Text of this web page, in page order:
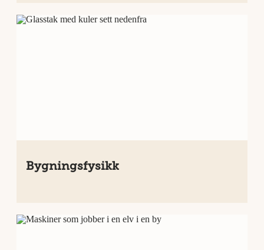
Bygningsfysikk